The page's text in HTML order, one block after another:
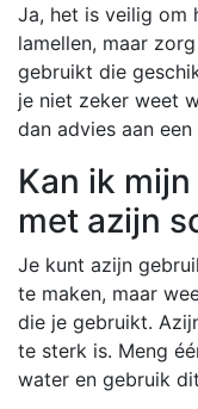
Ja, het is veilig om
lamellen, maar
gebruikt die
je niet zeker weet
dan advies aan
Kan ik
met azijn
Je kunt azijn
te maken, maar
die je gebruikt.
te sterk is. Meng
water en gebruik